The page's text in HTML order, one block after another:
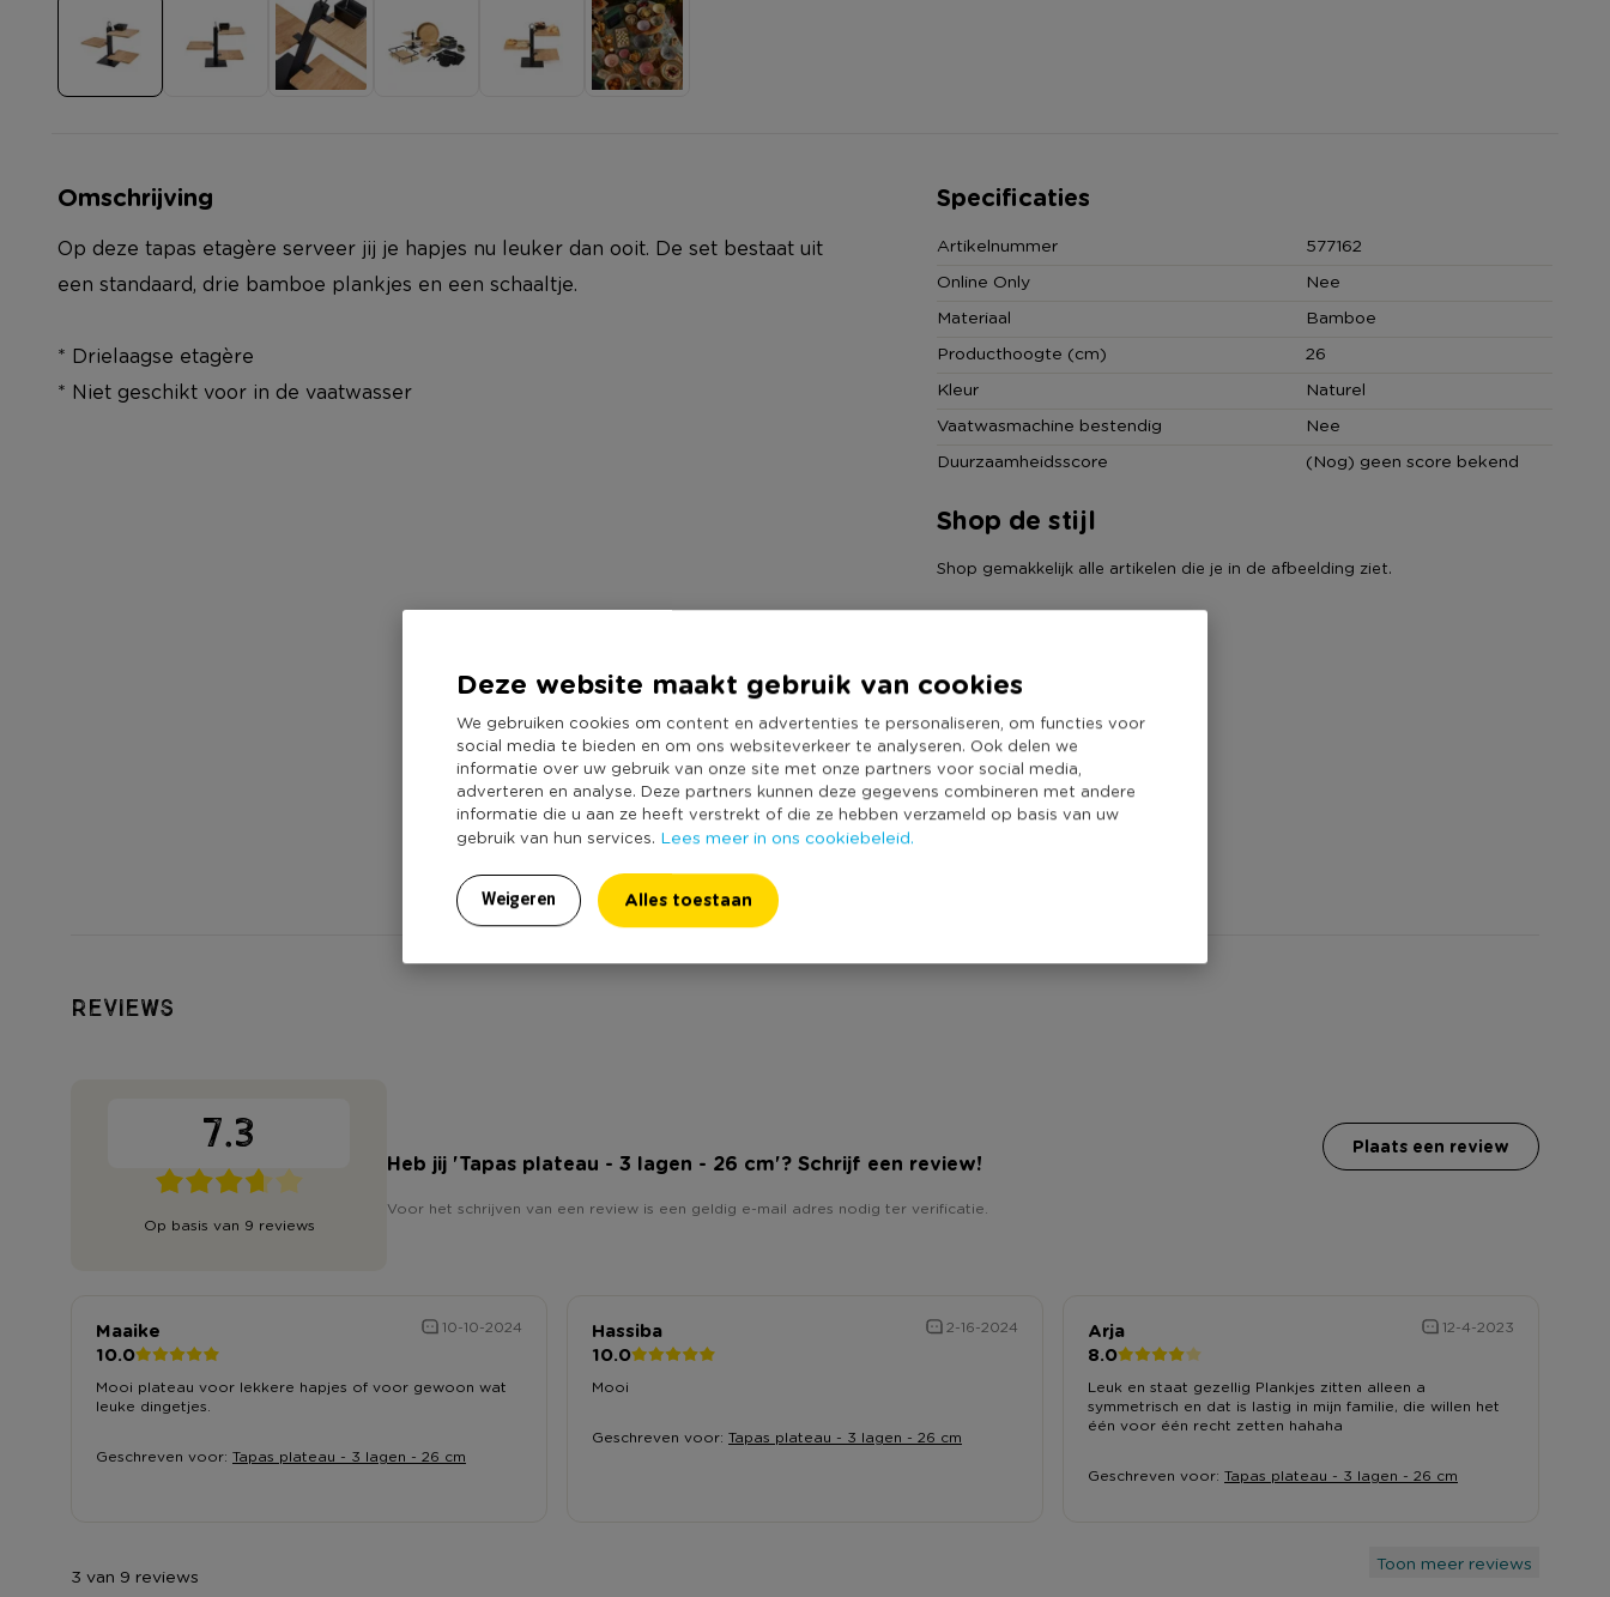
Deze website maakt gebruik van cookies
We gebruiken cookies om content en advertenties te personaliseren, om functies voor
social media te bieden en om ons websiteverkeer te analyseren. Ook delen we
informatie over uw gebruik van onze site met onze partners voor social media,
adverteren en analyse. Deze partners kunnen deze gegevens combineren met andere
informatie die u aan ze heeft verstrekt of die ze hebben verzameld op basis van uw
gebruik van hun services. Lees meer in ons cookiebeleid.
Weigeren Alles toestaan
Omschrijving
Op deze tapas etagère serveer jij je hapjes nu leuker dan ooit. De set bestaat uit
een standaard, drie bamboe plankjes en een schaaltje.
* Drielaagse etagère
* Niet geschikt voor in de vaatwasser
Specificaties
Artikelnummer
577162
Online Only
Nee
Materiaal
Bamboe
Producthoogte (cm)
26
Kleur
Naturel
Vaatwasmachine bestendig
Nee
Duurzaamheidsscore
(Nog) geen score bekend
Shop de stijl
Shop gemakkelijk alle artikelen die je in de afbeelding ziet.
Reviews
7.3
Op basis van 9 reviews
Heb jij 'Tapas plateau - 3 lagen - 26 cm'? Schrijf een review!
Voor het schrijven van een review is een geldig e-mail adres nodig ter verificatie.
plaats een review
Maaike 10-10-2024
10.0
Mooi plateau voor lekkere hapjes of voor gewoon wat
leuke dingetjes.
Geschreven voor: Tapas plateau - 3 lagen - 26 cm
Hassiba 2-16-2024
10.0
Mooi
Geschreven voor: Tapas plateau - 3 lagen - 26 cm
Arja 12-4-2023
8.0
Leuk en staat gezellig Plankjes zitten alleen a
symmetrisch en dat is lastig in mijn familie, die willen het
één voor één recht zetten hahaha
Geschreven voor: Tapas plateau - 3 lagen - 26 cm
3 van 9 reviews
Toon meer reviews